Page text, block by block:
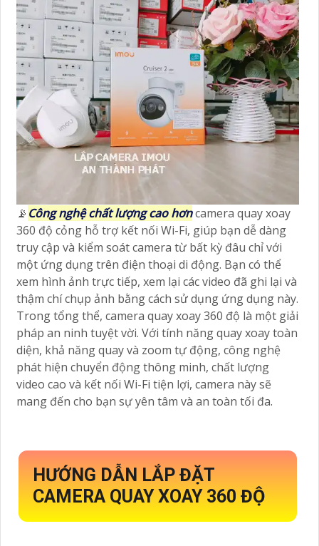
📡 Công nghệ chất lượng cao hơncamera quay xoay
360 độ cỏng hỗ trợ kết nối Wi-Fi, giúp bạn dễ dàng
truy cập và kiểm soát camera từ bất kỳ đâu chỉ với
một ứng dụng trên điện thoại di động. Bạn có thể
xem hình ảnh trực tiếp, xem lại các video đã ghi lại và
thậm chí chụp ảnh bằng cách sử dụng ứng dụng này.
Trong tổng thể, camera quay xoay 360 độ là một giải
pháp an ninh tuyệt vời. Với tính năng quay xoay toàn
diện, khả năng quay và zoom tự động, công nghệ
phát hiện chuyển động thông minh, chất lượng
video cao và kết nối Wi-Fi tiện lợi, camera này sẽ
mang đến cho bạn sự yên tâm và an toàn tối đa.
HƯỚNG DẪN LẮP ĐẶT
CAMERA QUAY XOAY 360 ĐỘ